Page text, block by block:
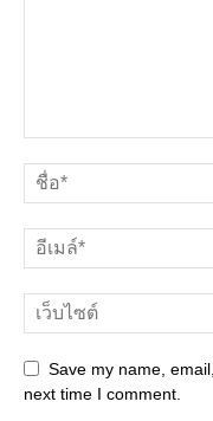
Save my name,
next time I comment.